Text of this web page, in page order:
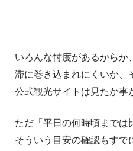
いろんな忖度があるからか
滞に巻き込まれにくいか、
公式観光サイトは見たか事
ただ「平日の何時頃までは
そういう目安の確認もすで